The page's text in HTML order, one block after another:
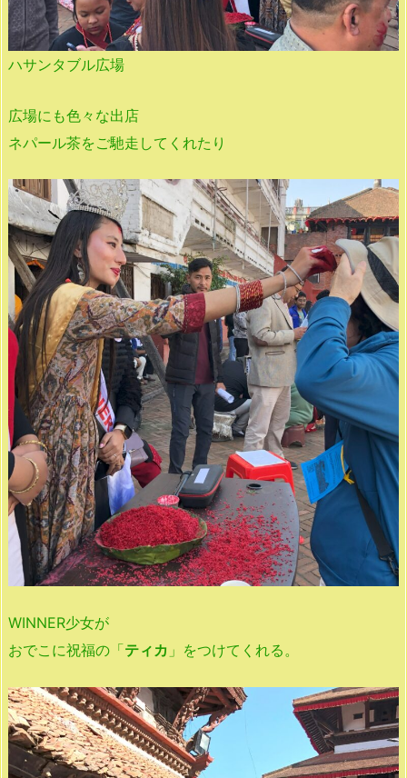
ハサンタブル広場
広場にも色々な出店
ネパール茶をご馳走してくれたり
WINNER少女が
おでこに祝福の「ティカ 」をつけてくれる。